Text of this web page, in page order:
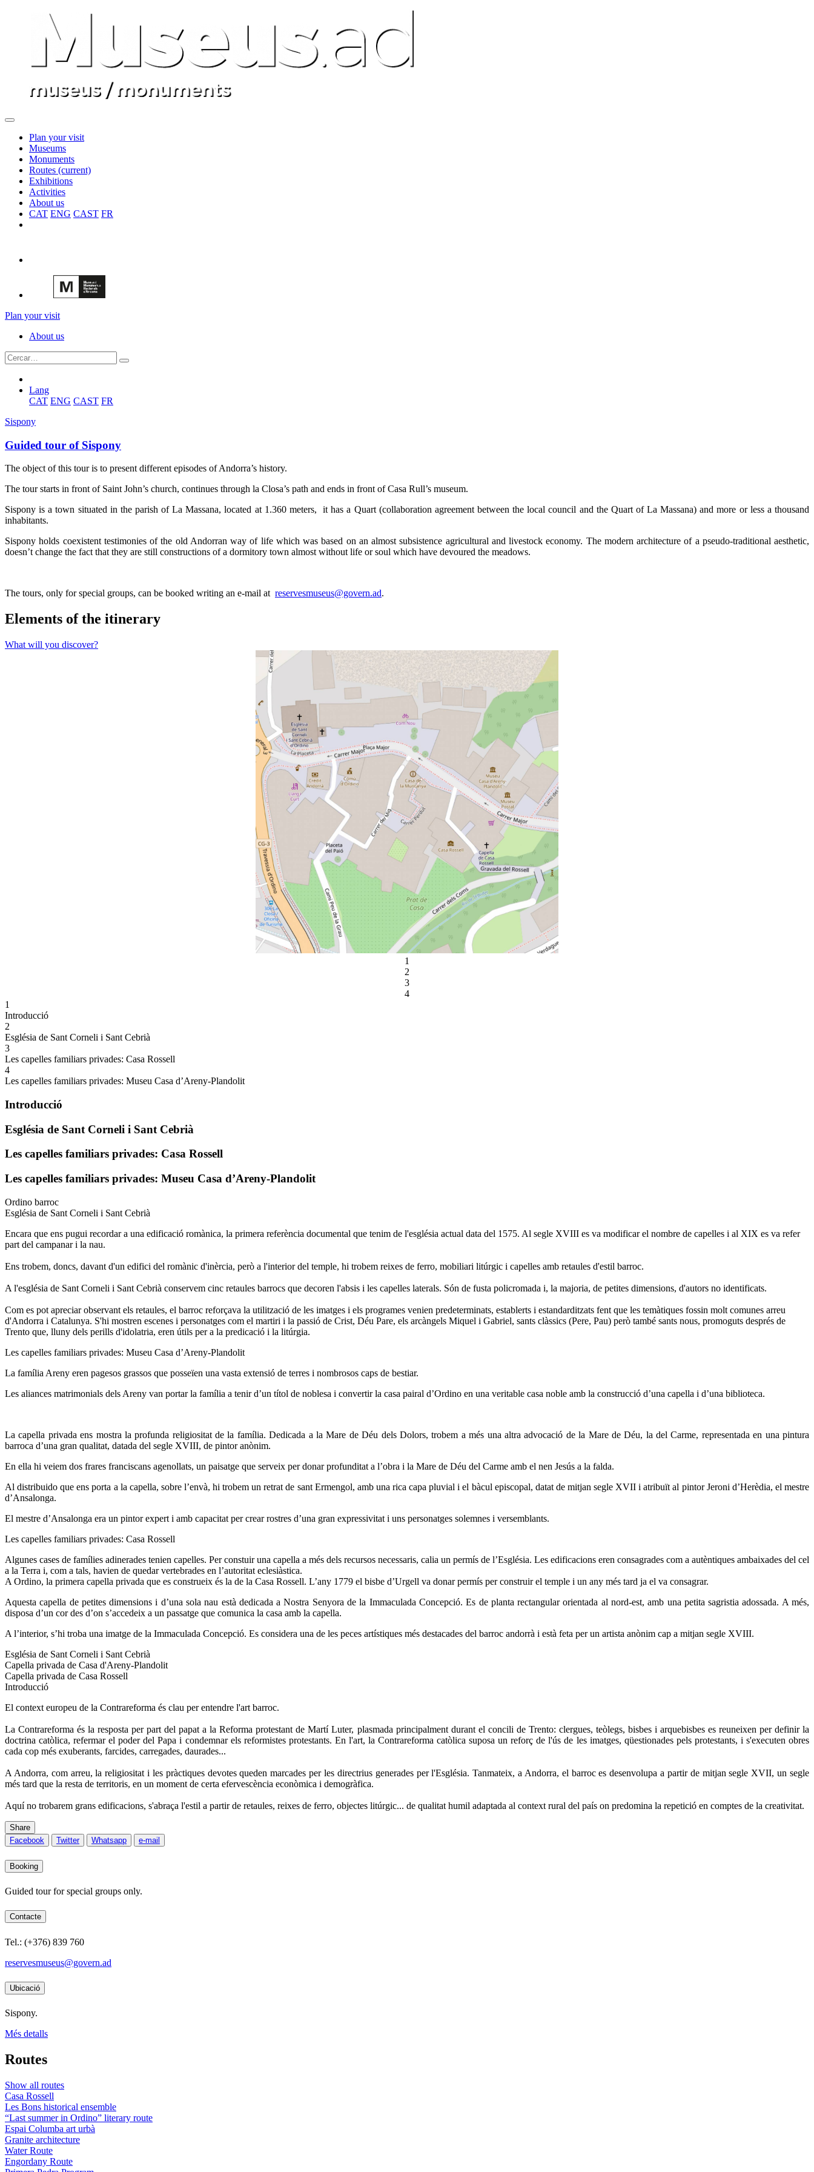
Plan your visit
Museums
Monuments
Routes (current)
Exhibitions
Activities
About us
CAT ENG CAST FR
Plan your visit
About us
Lang
CAT ENG CAST FR
Sispony
Guided tour of Sispony
The object of this tour is to present different episodes of Andorra’s history.
The tour starts in front of Saint John’s church, continues through la Closa’s path and ends in front of Casa Rull’s museum.
Sispony is a town situated in the parish of La Massana, located at 1.360 meters, it has a Quart (collaboration agreement between the local council and the Quart of La Massana) and more or less a thousand
inhabitants.
Sispony holds coexistent testimonies of the old Andorran way of life which was based on an almost subsistence agricultural and livestock economy. The modern architecture of a pseudo-traditional aesthetic,
doesn’t change the fact that they are still constructions of a dormitory town almost without life or soul which have devoured the meadows.
The tours, only for special groups, can be booked writing an e-mail at reservesmuseus@govern.ad.
Elements of the itinerary
What will you discover?
1
2
3
4
1
Introducció
2
Església de Sant Corneli i Sant Cebrià
3
Les capelles familiars privades: Casa Rossell
4
Les capelles familiars privades: Museu Casa d’Areny-Plandolit
Introducció
Església de Sant Corneli i Sant Cebrià
Les capelles familiars privades: Casa Rossell
Les capelles familiars privades: Museu Casa d’Areny-Plandolit
Ordino barroc
Església de Sant Corneli i Sant Cebrià
Encara que ens pugui recordar a una edificació romànica, la primera referència documental que tenim de l'església actual data del 1575. Al segle XVIII es va modificar el nombre de capelles i al XIX es va refer
part del campanar i la nau.
Ens trobem, doncs, davant d'un edifici del romànic d'inèrcia, però a l'interior del temple, hi trobem reixes de ferro, mobiliari litúrgic i capelles amb retaules d'estil barroc.
A l'església de Sant Corneli i Sant Cebrià conservem cinc retaules barrocs que decoren l'absis i les capelles laterals. Són de fusta policromada i, la majoria, de petites dimensions, d'autors no identificats.
Com es pot apreciar observant els retaules, el barroc reforçava la utilització de les imatges i els programes venien predeterminats, establerts i estandarditzats fent que les temàtiques fossin molt comunes arreu
d'Andorra i Catalunya. S'hi mostren escenes i personatges com el martiri i la passió de Crist, Déu Pare, els arcàngels Miquel i Gabriel, sants clàssics (Pere, Pau) però també sants nous, promoguts després de
Trento que, lluny dels perills d'idolatria, eren útils per a la predicació i la litúrgia.
Les capelles familiars privades: Museu Casa d’Areny-Plandolit
La família Areny eren pagesos grassos que posseïen una vasta extensió de terres i nombrosos caps de bestiar.
Les aliances matrimonials dels Areny van portar la família a tenir d’un títol de noblesa i convertir la casa pairal d’Ordino en una veritable casa noble amb la construcció d’una capella i d’una biblioteca.
La capella privada ens mostra la profunda religiositat de la família. Dedicada a la Mare de Déu dels Dolors, trobem a més una altra advocació de la Mare de Déu, la del Carme, representada en una pintura
barroca d’una gran qualitat, datada del segle XVIII, de pintor anònim.
En ella hi veiem dos frares franciscans agenollats, un paisatge que serveix per donar profunditat a l’obra i la Mare de Déu del Carme amb el nen Jesús a la falda.
Al distribuido que ens porta a la capella, sobre l’envà, hi trobem un retrat de sant Ermengol, amb una rica capa pluvial i el bàcul episcopal, datat de mitjan segle XVII i atribuït al pintor Jeroni d’Herèdia, el mestre
d’Ansalonga.
El mestre d’Ansalonga era un pintor expert i amb capacitat per crear rostres d’una gran expressivitat i uns personatges solemnes i versemblants.
Les capelles familiars privades: Casa Rossell
Algunes cases de famílies adinerades tenien capelles. Per constuir una capella a més dels recursos necessaris, calia un permís de l’Església. Les edificacions eren consagrades com a autèntiques ambaixades del cel
a la Terra i, com a tals, havien de quedar vertebrades en l’autoritat eclesiàstica.
A Ordino, la primera capella privada que es construeix és la de la Casa Rossell. L’any 1779 el bisbe d’Urgell va donar permís per construir el temple i un any més tard ja el va consagrar.
Aquesta capella de petites dimensions i d’una sola nau està dedicada a Nostra Senyora de la Immaculada Concepció. Es de planta rectangular orientada al nord-est, amb una petita sagristia adossada. A més,
disposa d’un cor des d’on s’accedeix a un passatge que comunica la casa amb la capella.
A l’interior, s’hi troba una imatge de la Immaculada Concepció. Es considera una de les peces artístiques més destacades del barroc andorrà i està feta per un artista anònim cap a mitjan segle XVIII.
Església de Sant Corneli i Sant Cebrià
Capella privada de Casa d'Areny-Plandolit
Capella privada de Casa Rossell
Introducció
El context europeu de la Contrareforma és clau per entendre l'art barroc.
La Contrareforma és la resposta per part del papat a la Reforma protestant de Martí Luter, plasmada principalment durant el concili de Trento: clergues, teòlegs, bisbes i arquebisbes es reuneixen per definir la
doctrina catòlica, refermar el poder del Papa i condemnar els reformistes protestants. En l'art, la Contrareforma catòlica suposa un reforç de l'ús de les imatges, qüestionades pels protestants, i s'executen obres
cada cop més exuberants, farcides, carregades, daurades...
A Andorra, com arreu, la religiositat i les pràctiques devotes queden marcades per les directrius generades per l'Església. Tanmateix, a Andorra, el barroc es desenvolupa a partir de mitjan segle XVII, un segle
més tard que la resta de territoris, en un moment de certa efervescència econòmica i demogràfica.
Aquí no trobarem grans edificacions, s'abraça l'estil a partir de retaules, reixes de ferro, objectes litúrgic... de qualitat humil adaptada al context rural del país on predomina la repetició en comptes de la creativitat.
Share
Facebook
Twitter Whatsapp e-mail
Booking
Guided tour for special groups only.
Contacte
Tel.: (+376) 839 760
reservesmuseus@govern.ad
Ubicació
Sispony.
Més detalls
Routes
Show all routes
Casa Rossell
Les Bons historical ensemble
“Last summer in Ordino” literary route
Espai Columba art urbà
Granite architecture
Water Route
Engordany Route